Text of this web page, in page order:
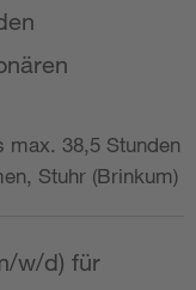
max. 38,5 Stunden
Stuhr (Brinkum)
w/d) für